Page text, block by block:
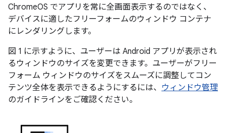
ChromeOS でアプリを常に全画面表示するのではなく、
デバイスに適したフリーフォームのウィンドウ コンテナ
にレンダリングします。
図 1 に示すように、ユーザーは Android アプリが表示され
るウィンドウのサイズを変更できます。ユーザーがフリー
フォーム ウィンドウのサイズをスムーズに調整してコン
テンツ全体を表示できるようにするには、 ウィンドウ管理
のガイドラインをご確認ください。